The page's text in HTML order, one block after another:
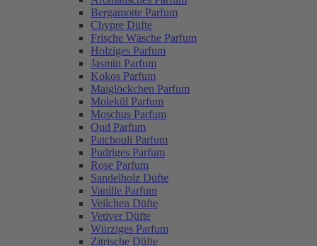
Bergamotte Parfum
Chypre Düfte
Frische Wäsche Parfum
Holziges Parfum
Jasmin Parfum
Kokos Parfum
Maiglöckchen Parfum
Molekül Parfum
Moschus Parfum
Oud Parfum
Patchouli Parfum
Pudriges Parfum
Rose Parfum
Sandelholz Düfte
Vanille Parfum
Veilchen Düfte
Vetiver Düfte
Würziges Parfum
Zitrische Düfte